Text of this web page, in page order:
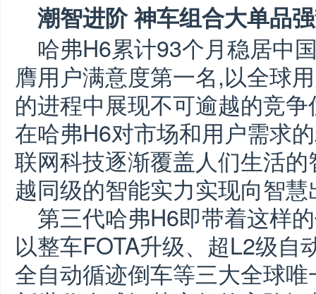
潮智进阶 神车组合大单品
哈弗H6累计93个月稳居中
膺用户满意度第一名,以全球
的进程中展现不可逾越的竞
在哈弗H6对市场和用户需求
联网科技逐渐覆盖人们生活
越同级的智能实力实现向智
第三代哈弗H6即带着这样
以整车FOTA升级、超L2级自
全自动循迹倒车等三大全球